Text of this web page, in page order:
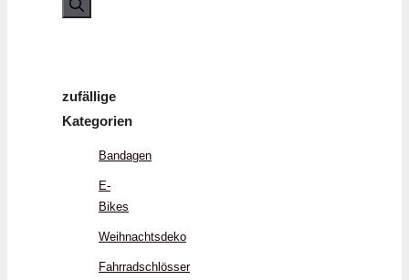
zufällige
Kategorien
Bandagen
E-
Bikes
Weihnachtsdeko
Fahrradschlösser